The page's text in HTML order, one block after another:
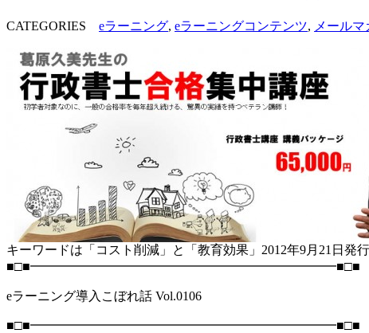
CATEGORIES eラーニング, eラーニングコンテンツ, メール
キーワードは「コスト削減」と「教育効果」2012年9月21日発行
■□■━━━━━━━━━━━━━━━━━━━━━━━━■□■
eラーニング導入こぼれ話 Vol.0106
■□■━━━━━━━━━━━━━━━━━━━━━━━━■□■